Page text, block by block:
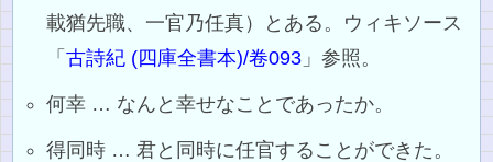
載猶先職、一官乃任真）とある。ウィキソース
「古詩紀 (四庫全書本)/卷093 」参照。
何幸 … なんと幸せなことであったか。
得同時 … 君と同時に任官することができた。